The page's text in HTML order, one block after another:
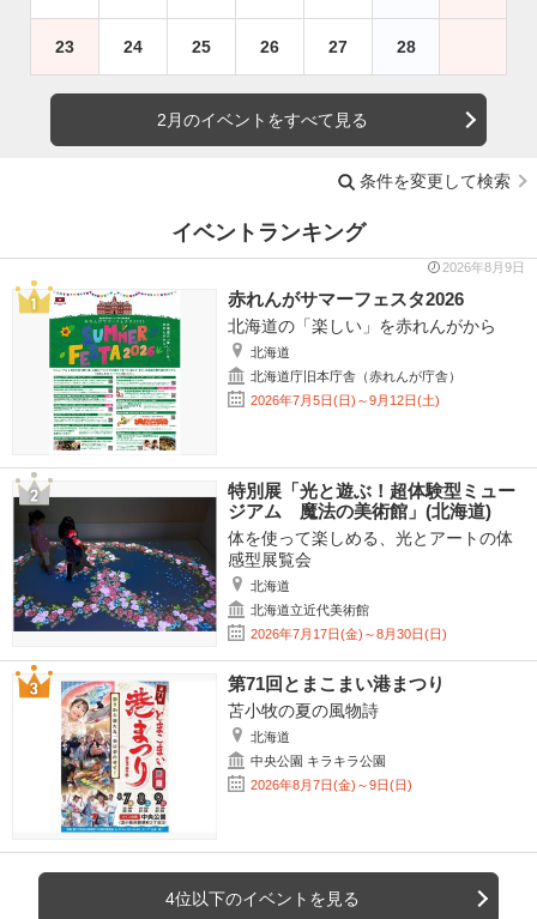
23 24 25 26 27 28
2月のイベントをすべて見る
条件を変更して検索
イベントランキング
2026年8月9日
赤れんがサマーフェスタ2026
北海道の「楽しい」を赤れんがから
北海道
北海道庁旧本庁舎（赤れんが庁舎）
2026年7月5日(日)～9月12日(土)
特別展「光と遊ぶ！超体験型ミュー
ジアム 魔法の美術館」(北海道)
体を使って楽しめる、光とアートの体
感型展覧会
北海道
北海道立近代美術館
2026年7月17日(金)～8月30日(日)
第71回とまこまい港まつり
苫小牧の夏の風物詩
北海道
中央公園 キラキラ公園
2026年8月7日(金)～9日(日)
4位以下のイベントを見る